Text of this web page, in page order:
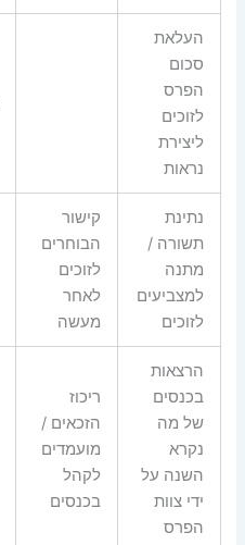
העלאת
סכום
הפרס
לזוכים
ליצירת
נראות
נתינת
תשורה /
מתנה
למצביעים
לזוכים
קישור
הבוחרים
לזוכים
לאחר
מעשה
הרצאות
בכנסים
של מה
נקרא
השנה על
ידי צוות
הפרס
ריכוז
הזכאים /
מועמדים
לקהל
בכנסים